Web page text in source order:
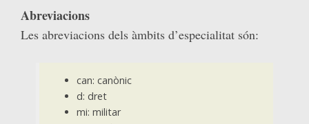
Abreviacions
Les abreviacions dels àmbits d’especialitat són:
can: canònic
d: dret
mi: militar